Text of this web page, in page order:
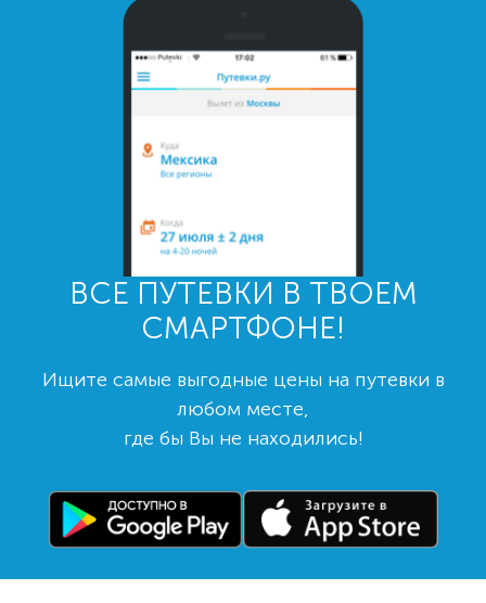
ВСЕ ПУТЕВКИ В ТВОЕМ
СМАРТФОНЕ!
Ищите самые выгодные цены на путевки в
любом месте,
где бы Вы не находились!